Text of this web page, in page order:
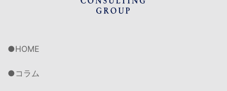
HOME
コラム